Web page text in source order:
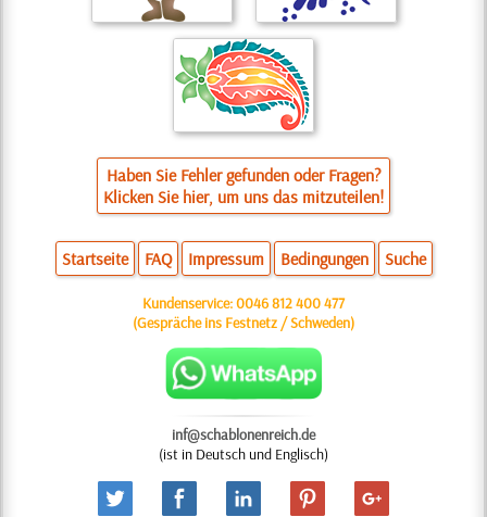
Haben Sie Fehler gefunden oder Fragen?
Klicken Sie hier, um uns das mitzuteilen!
Startseite FAQ Impressum Bedingungen Suche
Kundenservice:0046 812 400 477
(Gespräche ins Festnetz / Schweden)
inf@schablonenreich.de
(ist in Deutsch und Englisch)